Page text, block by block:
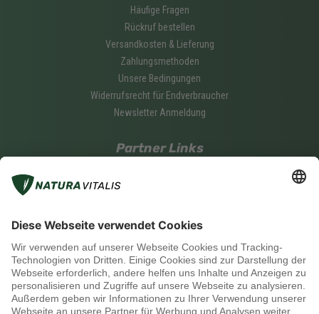
Häufige Fragen
Rückruf bestellen
Versandkosten & Lieferung
Zahlungsmethoden
Unsere Bedingungen
Widerrufsrecht für Endverbraucher
Newsletter Anmeldung
Partner Links
Werde ein Natura Vitalis Partner
Zahlungsmethoden